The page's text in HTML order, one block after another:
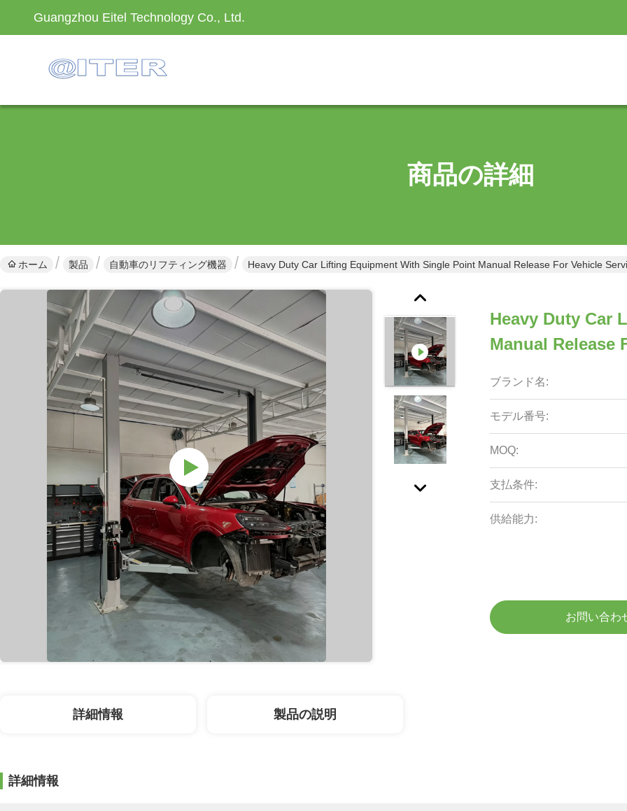
Guangzhou Eitel Technology Co., Ltd.
商品の詳細
ホーム 製品 自動車のリフティング機器 Heavy Duty Car Lifting Equipment With Single Point Manual Release For Vehicle
Heavy Duty Car
Manual Release
ブランド名:
モデル番号:
MOQ:
支払条件:
供給能力:
お問い合わ
詳細情報 製品の説明
詳細情報